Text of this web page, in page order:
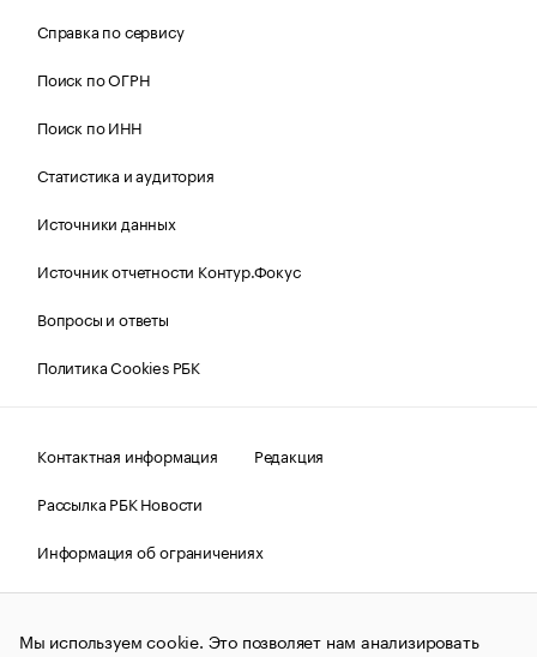
Справка по сервису
Поиск по ОГРН
Поиск по ИНН
Статистика и аудитория
Источники данных
Источник отчетности Контур.Фокус
Вопросы и ответы
Политика Cookies РБК
Контактная информация
Редакция
Рассылка РБК Новости
Информация об ограничениях
Правовая информация
О соблюдении авторских прав
© АО «РОСБИЗНЕСКОНСАЛТИНГ»,1995–2026.Сообщения
Мы используем cookie. Это позволяет нам анализировать